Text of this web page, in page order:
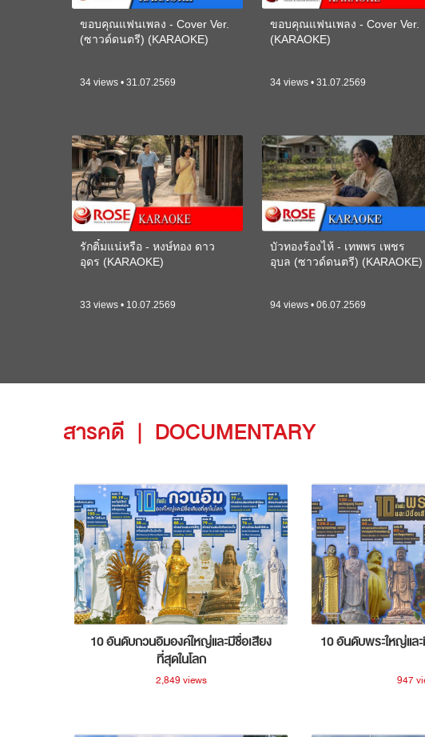
ขอบคุณแฟนเพลง - Cover Ver.
(ซาวด์ดนตรี) (KARAOKE)
34 views • 31.07.2569
ขอบคุณแฟนเพลง - Cover Ver.
(KARAOKE)
34 views • 31.07.2569
รักติ๋มแน่หรือ - หงษ์ทอง ดาว
อุดร (KARAOKE)
33 views • 10.07.2569
บัวทองร้องไห้ - เทพพร เพชร
อุบล (ซาวด์ดนตรี) (KARAOKE)
94 views • 06.07.2569
สารคดี | DOCUMENTARY
10 อันดับกวนอิมองค์ใหญ่และมีชื่อเสียง
ที่สุดในโลก
2,849 views
10 อันดับพระใหญ่แล
947